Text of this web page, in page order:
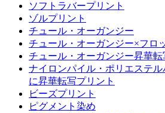
ソフトラバープリント
ゾルプリント
チュール・オーガンジー
チュール・オーガンジー×フロ
チュール・オーガンジー昇華転
ナイロンパイル・ポリエステ
に昇華転写プリント
ビーズプリント
ピグメント染め